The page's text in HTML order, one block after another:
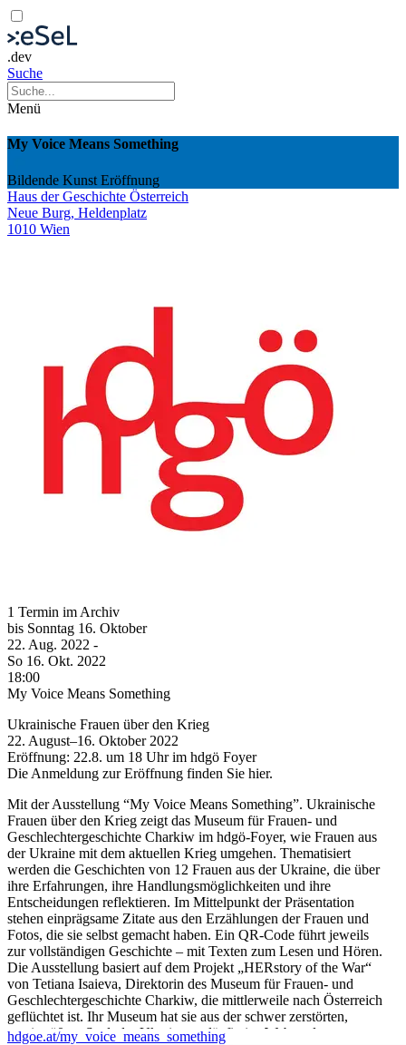
.dev
Suche
Menü
My Voice Means Something
Bildende Kunst Eröffnung
Haus der Geschichte Österreich
Neue Burg, Heldenplatz
1010 Wien
1 Termin im Archiv
bis Sonntag 16. Oktober
22. Aug. 2022 -
So 16. Okt. 2022
18:00
My Voice Means Something
Ukrainische Frauen über den Krieg
22. August–16. Oktober 2022
Eröffnung: 22.8. um 18 Uhr im hdgö Foyer
Die Anmeldung zur Eröffnung finden Sie hier.
Mit der Ausstellung “My Voice Means Something”. Ukrainische
Frauen über den Krieg zeigt das Museum für Frauen- und
Geschlechtergeschichte Charkiw im hdgö-Foyer, wie Frauen aus
der Ukraine mit dem aktuellen Krieg umgehen. Thematisiert
werden die Geschichten von 12 Frauen aus der Ukraine, die über
ihre Erfahrungen, ihre Handlungsmöglichkeiten und ihre
Entscheidungen reflektieren. Im Mittelpunkt der Präsentation
stehen einprägsame Zitate aus den Erzählungen der Frauen und
Fotos, die sie selbst gemacht haben. Ein QR-Code führt jeweils
zur vollständigen Geschichte – mit Texten zum Lesen und Hören.
Die Ausstellung basiert auf dem Projekt „HERstory of the War“
von Tetiana Isaieva, Direktorin des Museum für Frauen- und
Geschlechtergeschichte Charkiw, die mittlerweile nach Österreich
geflüchtet ist. Ihr Museum hat sie aus der schwer zerstörten,
zweitgrößten Stadt der Ukraine vorläufig ins Web verlegt.
hdgoe.at/my_voice_means_something